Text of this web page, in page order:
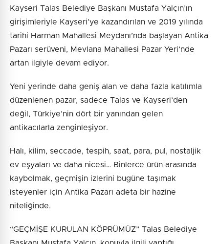
Kayseri Talas Belediye Başkanı Mustafa Yalçın’ın
girişimleriyle Kayseri’ye kazandırılan ve 2019 yılında
tarihi Harman Mahallesi Meydanı’nda başlayan Antika
Pazarı serüveni, Mevlana Mahallesi Pazar Yeri’nde
artan ilgiyle devam ediyor.
Yeni yerinde daha geniş alan ve daha fazla katılımla
düzenlenen pazar, sadece Talas ve Kayseri’den
değil, Türkiye’nin dört bir yanından gelen
antikacılarla zenginleşiyor.
Halı, kilim, seccade, tespih, saat, para, pul, nostaljik
ev eşyaları ve daha nicesi… Binlerce ürün arasında
kaybolmak, geçmişin izlerini bugüne taşımak
isteyenler için Antika Pazarı adeta bir hazine
niteliğinde.
“GEÇMİŞE KURULAN KÖPRÜMÜZ” Talas Belediye